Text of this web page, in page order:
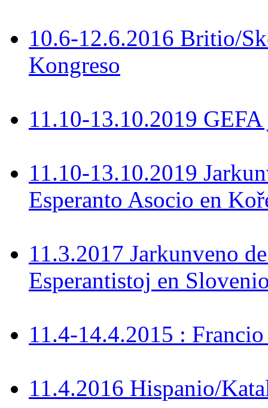
10.6-12.6.2016 Britio/
Kongreso
11.10-13.10.2019
11.10-13.10.2019
Esperanto Asocio en
11.3.2017 Jarkunveno
Esperantistoj en
11.4-14.4.2015 :
11.4.2016 Hispanio/